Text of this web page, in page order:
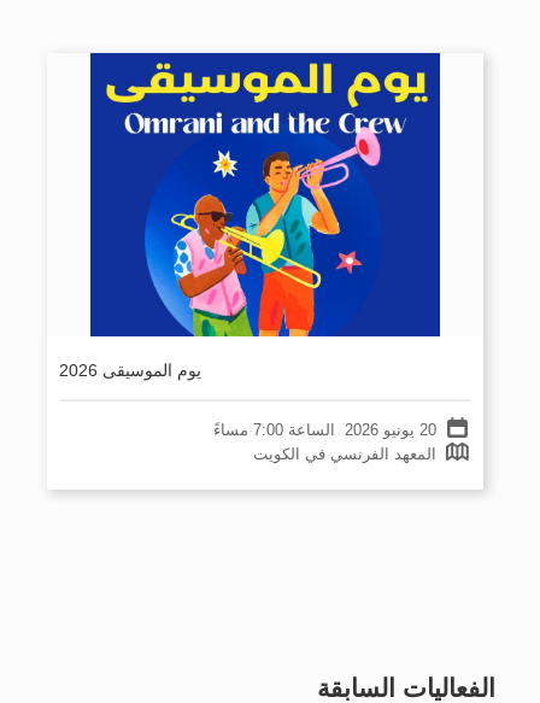
يوم الموسيقى 2026
20 يونيو 2026 ‎ الساعة 7:00 مساءً
المعهد الفرنسي في الكويت
يوم الموسيقى 2026
ي مميز
20 يونيو 2026 ‎ الساعة 7:00 مساءً
المعهد الفرنسي في الكويت
الفعاليات السابقة